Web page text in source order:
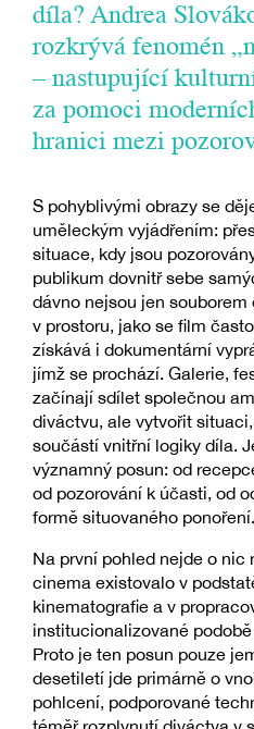
díla? Andrea
rozkrývá fenomén
– nastupující
za pomoci
hranici mezi
S pohyblivými obrazy se
uměleckým vyjádřením:
situace, kdy jsou
publikum dovnitř sebe
dávno nejsou jen
v prostoru, jako se film
získává i dokumentární
jímž se prochází. Galerie,
začínají sdílet společnou
diváctvu, ale vytvořit
součástí vnitřní logiky díla.
významný posun: od
od pozorování k účasti, od
formě situovaného ponoření.
Na první pohled nejde o nic
cinema existovalo v
kinematografie a v
institucionalizované
Proto je ten posun pouze
desetiletí jde primárně o
pohlcení, podporované